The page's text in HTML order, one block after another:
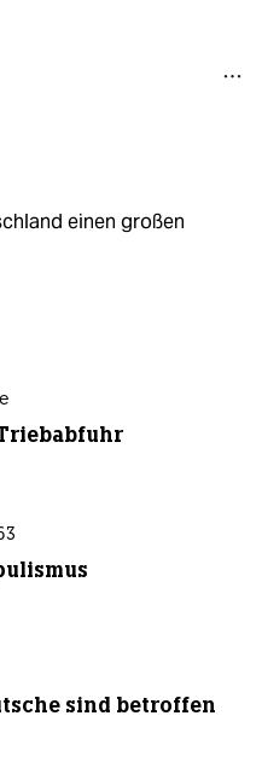
einen großen
sind betroffen